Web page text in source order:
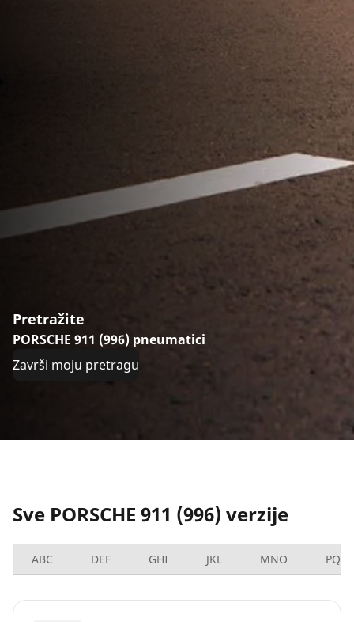
Pretražite
PORSCHE 911 (996) pneumatici
Završi moju pretragu
Sve PORSCHE 911 (996) verzije
ABC DEF GHI JKL MNO PQRS